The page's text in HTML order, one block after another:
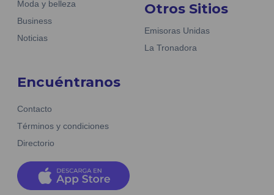
Moda y belleza
Business
Noticias
Otros Sitios
Emisoras Unidas
La Tronadora
Encuéntranos
Contacto
Términos y condiciones
Directorio